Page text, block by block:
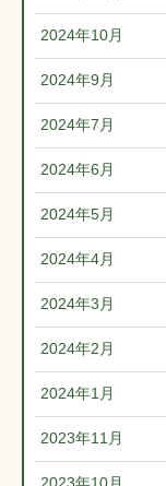
2024年10月
2024年9月
2024年7月
2024年6月
2024年5月
2024年4月
2024年3月
2024年2月
2024年1月
2023年11月